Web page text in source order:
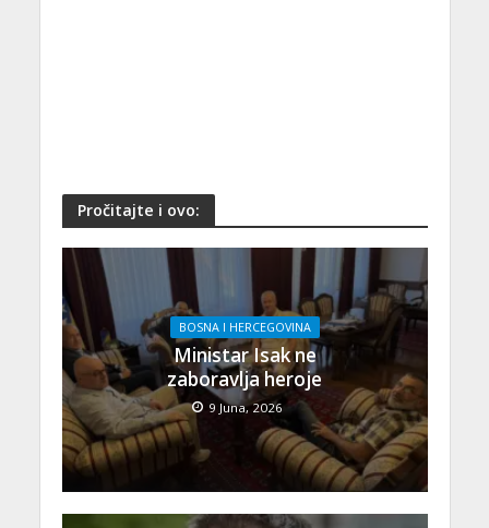
Pročitajte i ovo:
BOSNA I HERCEGOVINA
Ministar Isak ne
zaboravlja heroje
9 Juna, 2026